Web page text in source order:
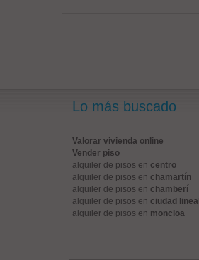
Lo más buscado
Valorar vivienda online
Vender piso
alquiler de pisos en centro
alquiler de pisos en chamartín
alquiler de pisos en chamberí
alquiler de pisos en ciudad lineal
alquiler de pisos en moncloa